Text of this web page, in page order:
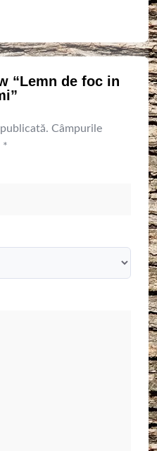
“Lemn de foc in
Câmpurile
*